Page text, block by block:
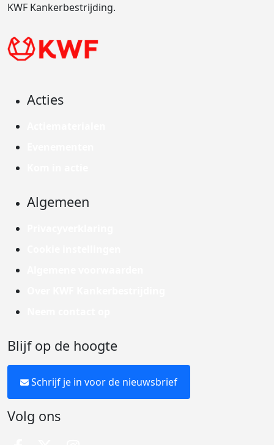
KWF Kankerbestrijding.
Acties
Algemeen
Blijf op de hoogte
Schrijf je in voor de nieuwsbrief
Volg ons